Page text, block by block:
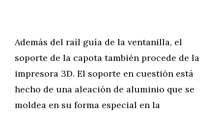
Además del raíl guía de la ventanilla, el
soporte de la capota también procede de la
impresora 3D. El soporte en cuestión está
hecho de una aleación de aluminio que se
moldea en su forma especial en la